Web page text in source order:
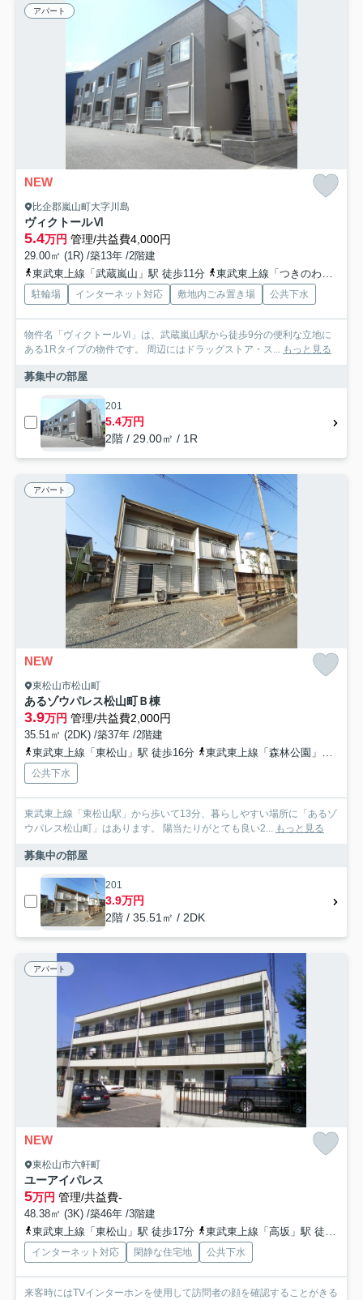
アパート
NEW
比企郡嵐山町大字川島
ヴィクトールⅥ
5.4万円 管理/共益費4,000円
29.00㎡ (1R) /築13年 /2階建
東武東上線「武蔵嵐山」駅 徒歩11分
東武東上線「つきのわ」駅 徒歩17分
駐輪場 インターネット対応 敷地内ごみ置き場 公共下水
物件名「ヴィクトールⅥ」は、武蔵嵐山駅から徒歩9分の便利な立地に
ある1Rタイプの物件です。 周辺にはドラッグストア・ス...
もっと見る
募集中の部屋
201
5.4万円
2階 / 29.00㎡ / 1R
アパート
NEW
東松山市松山町
あるゾウパレス松山町Ｂ棟
3.9万円 管理/共益費2,000円
35.51㎡ (2DK) /築37年 /2階建
東武東上線「東松山」駅 徒歩16分
東武東上線「森林公園」駅 徒歩31分
公共下水
東武東上線「東松山駅」から歩いて13分、暮らしやすい場所に「あるゾ
ウパレス松山町」はあります。 陽当たりがとても良い2...
もっと見る
募集中の部屋
201
3.9万円
2階 / 35.51㎡ / 2DK
アパート
NEW
東松山市六軒町
ユーアイパレス
5万円 管理/共益費-
48.38㎡ (3K) /築46年 /3階建
東武東上線「東松山」駅 徒歩17分
東武東上線「高坂」駅 徒歩53分
インターネット対応 閑静な住宅地 公共下水
来客時にはTVインターホンを使用して訪問者の顔を確認することがきる